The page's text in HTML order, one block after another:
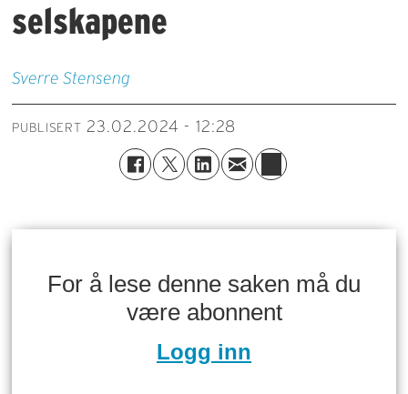
selskapene
Sverre Stenseng
PUBLISERT 23.02.2024 - 12:28
For å lese denne saken må du
være abonnent
Logg inn